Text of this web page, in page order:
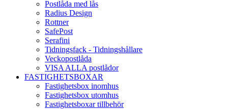
Postlåda med lås
Radius Design
Rottner
SafePost
Serafini
Tidningsfack - Tidningshållare
Veckopostlåda
VISA ALLA postlådor
FASTIGHETSBOXAR
Fastighetsbox inomhus
Fastighetsbox utomhus
Fastighetsboxar tillbehör